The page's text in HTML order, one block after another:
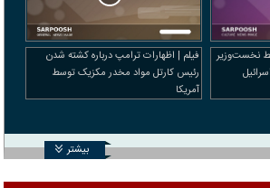
نخست‌وزیر
فیلم | اظهارات ترامپ درباره کشته شدن
رئیس کارتل مواد مخدر مکزیک توسط
آمریکا
بیشتر